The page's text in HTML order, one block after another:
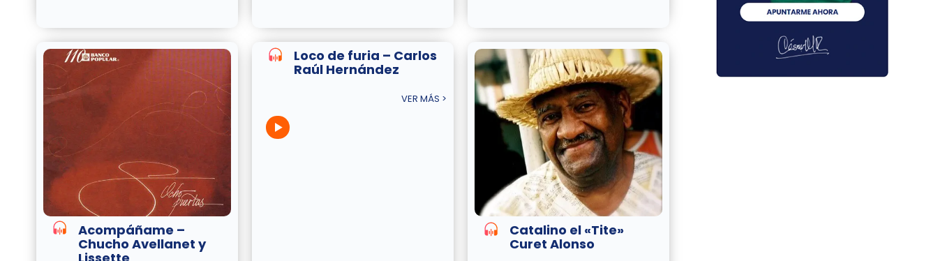
Acompáñame –
Chucho Avellanet y
Loco de furia – Carlos
Raúl Hernández
VER MÁS >
Catalino el «Tite»
Curet Alonso